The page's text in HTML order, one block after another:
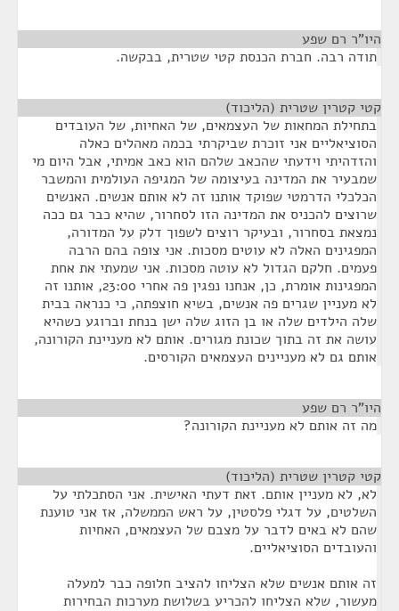
היו"ר רם שפע
תודה רבה. חברת הכנסת קטי שטרית, בבקשה.
קטי קטרין שטרית (הליכוד)
בתחילת המחאות של העצמאים, של האחיות, של העובדים
הסוציאליים אני זוכרת שביקרתי בכמה מאהלים כאלה
והזדהיתי וידעתי שהכאב שלהם הוא כאב אמיתי, אבל היום מי
שמבעיר את המדינה בעיצומה של המגיפה העולמית והמשבר
הכלכלי הדרמטי שפוקד אותנו זה לא אותם אנשים. האנשים
שרוצים להכניס את המדינה הזו לסחרור, שהיא כבר גם ככה
נמצאת בסחרור, ובעיקר רוצים לשפוך דלק על המדורה,
המפגינים האלה לא עוטים מסכות. אני צופה בהם הרבה
פעמים. חלקם הגדול לא עוטה מסכות. אני שמעתי את אחת
המפגינות אומרת, כן, אנחנו נפגין פה אחרי 23:00, אותנו זה
לא מעניין שגרים פה אנשים, בשיא חוצפתה, כי כנראה בבית
שלה הילדים שלה או בן הזוג שלה ישן בנחת וברוגע כשהיא
עושה את זה בתוך שכונת מגורים. אותם לא מעניינת הקורונה,
אותם גם לא מעניינים העצמאים הקורסים.
היו"ר רם שפע
מה זה אותם לא מעניינת הקורונה?
קטי קטרין שטרית (הליכוד)
לא, לא מעניין אותם. זאת דעתי האישית. אני הסתכלתי על
השלטים, על דגלי פלסטין, על ראש הממשלה, אז אני טוענת
שהם לא באים לדבר על מצבם של העצמאים, האחיות
והעובדים הסוציאליים.
זה אותם אנשים שלא הצליחו להציב חלופה כבר למעלה
מעשור, שלא הצליחו להכריע בשלושת מערכות הבחירות